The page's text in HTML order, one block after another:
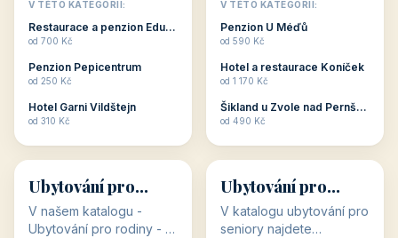
dovolenou přímo
souvisejí. Aktivní
odpočinek jso...
V TÉTO KATEGORII:
Restaurace a penzion Eduard
od 700 Kč
Penzion Pepicentrum
od 250 Kč
Hotel Garni Vildštejn
od 310 Kč
cenově dostupné
ubytování v ČR. Budete
c...
V TÉTO KATEGORII:
Penzion U Méďů
od 590 Kč
Hotel a restaurace Koníček
od 1 170 Kč
Šikland u Zvole nad Pernštejnem
od 490 Kč
👨‍👩‍👧‍👦
👨‍👩‍👧‍👦
34 objektů
Ubytování pro
rodiny
V našem katalogu -
Ubytování pro rodiny -
🧓
🧓
33 objektů
Ubytování pro
seniory
V katalogu ubytování pro
seniory najdete